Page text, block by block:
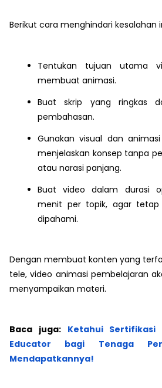
Berikut cara menghindari kesalahan
Tentukan tujuan utama
membuat animasi.
Buat skrip yang ringkas
pembahasan.
Gunakan visual dan
menjelaskan konsep tanpa
atau narasi panjang.
Buat video dalam durasi
menit per topik, agar
dipahami.
Dengan membuat konten yang
tele, video animasi pembelajaran
menyampaikan materi.
Baca juga: Ketahui
Educator bagi Tenaga
Mendapatkannya!